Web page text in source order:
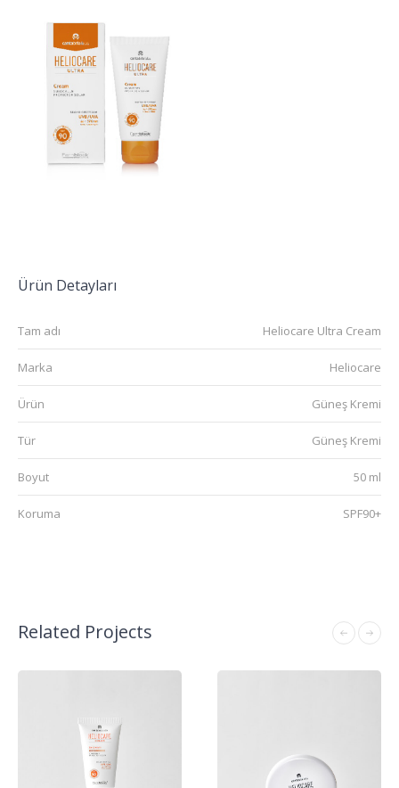
Ürün Detayları
Tam adı Heliocare Ultra Cream
Marka Heliocare
Ürün Güneş Kremi
Tür Güneş Kremi
Boyut 50 ml
Koruma SPF90+
Related Projects